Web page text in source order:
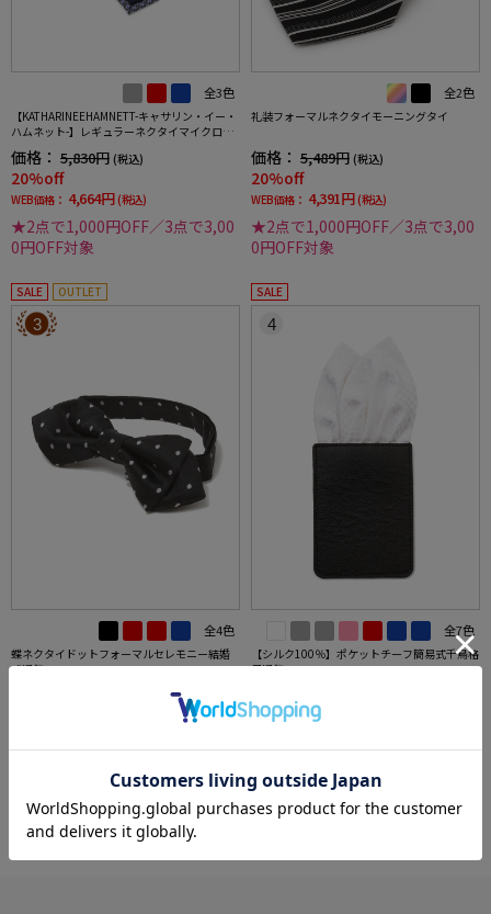
全3色
【KATHARINEEHAMNETT-キャサリン・イー・
ハムネット-】レギュラーネクタイマイクロパ
価格： 5,830円 (税込)
20%off
WEB価格： 4,664円 (税込)
★2点で1,000円OFF／3点で3,00
0円OFF対象
全2色
礼装フォーマルネクタイモーニングタイ
価格： 5,489円 (税込)
20%off
WEB価格： 4,391円 (税込)
★2点で1,000円OFF／3点で3,00
0円OFF対象
SALE OUTLET
3
全4色
蝶ネクタイドットフォーマルセレモニー結婚
式通年
SALE
4
全7色
【シルク100％】ポケットチーフ簡易式千鳥格
子通年
20%off
more